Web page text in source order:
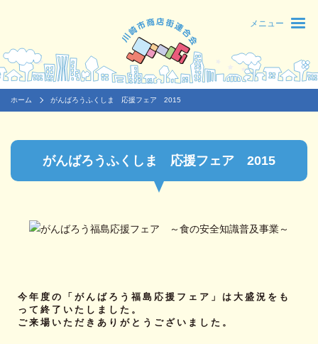
メニュー
ホーム がんばろうふくしま 応援フェア 2015
がんばろうふくしま 応援フェア 2015
今年度の「がんばろう福島応援フェア」は大盛況をも
って終了いたしました。
ご来場いただきありがとうございました。